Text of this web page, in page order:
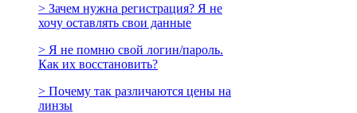
> Зачем нужна регистрация? Я не
хочу оставлять свои данные
> Я не помню свой логин/пароль.
Как их восстановить?
> Почему так различаются цены на
линзы